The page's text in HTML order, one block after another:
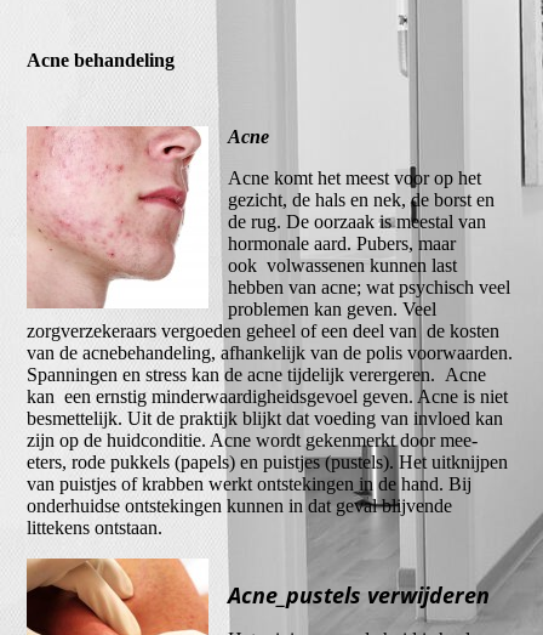
Acne behandeling
Acne
Acne komt het meest voor op het
gezicht, de hals en nek, de borst en
de rug. De oorzaak is meestal van
hormonale aard. Pubers, maar
ook volwassenen kunnen last
hebben van acne; wat psychisch veel
problemen kan geven. Veel
zorgverzekeraars vergoeden geheel of een deel van de kosten
van de acnebehandeling, afhankelijk van de polis voorwaarden.
Spanningen en stress kan de acne tijdelijk verergeren. Acne
kan een ernstig minderwaardigheidsgevoel geven. Acne is niet
besmettelijk. Uit de praktijk blijkt dat voeding van invloed kan
zijn op de huidconditie. Acne wordt gekenmerkt door mee-
eters, rode pukkels (papels) en puistjes (pustels). Het uitknijpen
van puistjes of krabben werkt ontstekingen in de hand. Bij
onderhuidse ontstekingen kunnen in dat geval blijvende
littekens ontstaan.
Acne_pustels verwijderen